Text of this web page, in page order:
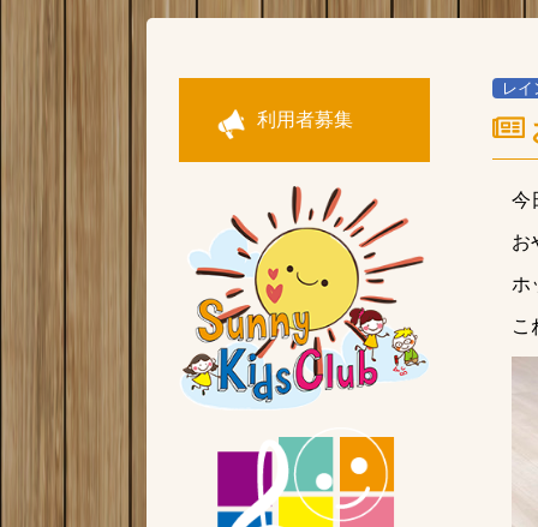
レイ
今
お
ホ
こ
利用者募集